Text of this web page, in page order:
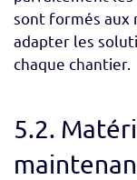
sont formés aux
adapter les
chaque chantier.
5.2.